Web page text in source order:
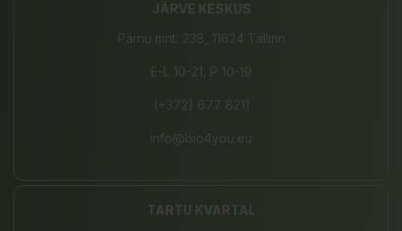
JÄRVE KESKUS
Pärnu mnt. 238, 11624 Tallinn
E-L 10-21, P 10-19
(+372) 677 8211
info@bio4you.eu
TARTU KVARTAL